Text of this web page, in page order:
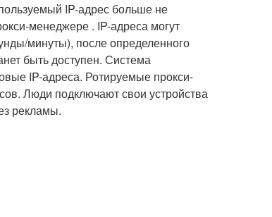
IP-адрес больше не
менеджере . IP-адреса могут
минуты), после определенного
быть доступен. Система
IP-адреса. Ротируемые прокси-
Люди подключают свои устройства
рекламы.